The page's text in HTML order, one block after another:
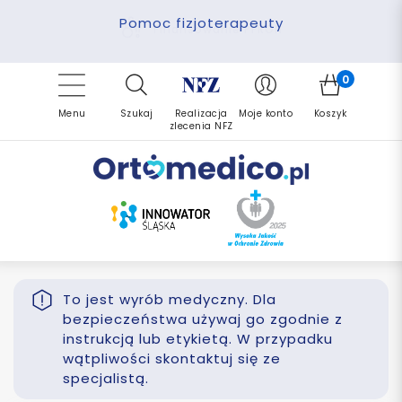
Darmowa dostawa
Pomoc fizjoterapeuty
Finansowanie PFRON
Refundacja NFZ
Zrealizuj zlecenie ponownie
Menu Szukaj
Realizacja
zlecenia NFZ
Moje konto
0
Koszyk
To jest wyrób medyczny. Dla
bezpieczeństwa używaj go zgodnie z
instrukcją lub etykietą. W przypadku
wątpliwości skontaktuj się ze
specjalistą.